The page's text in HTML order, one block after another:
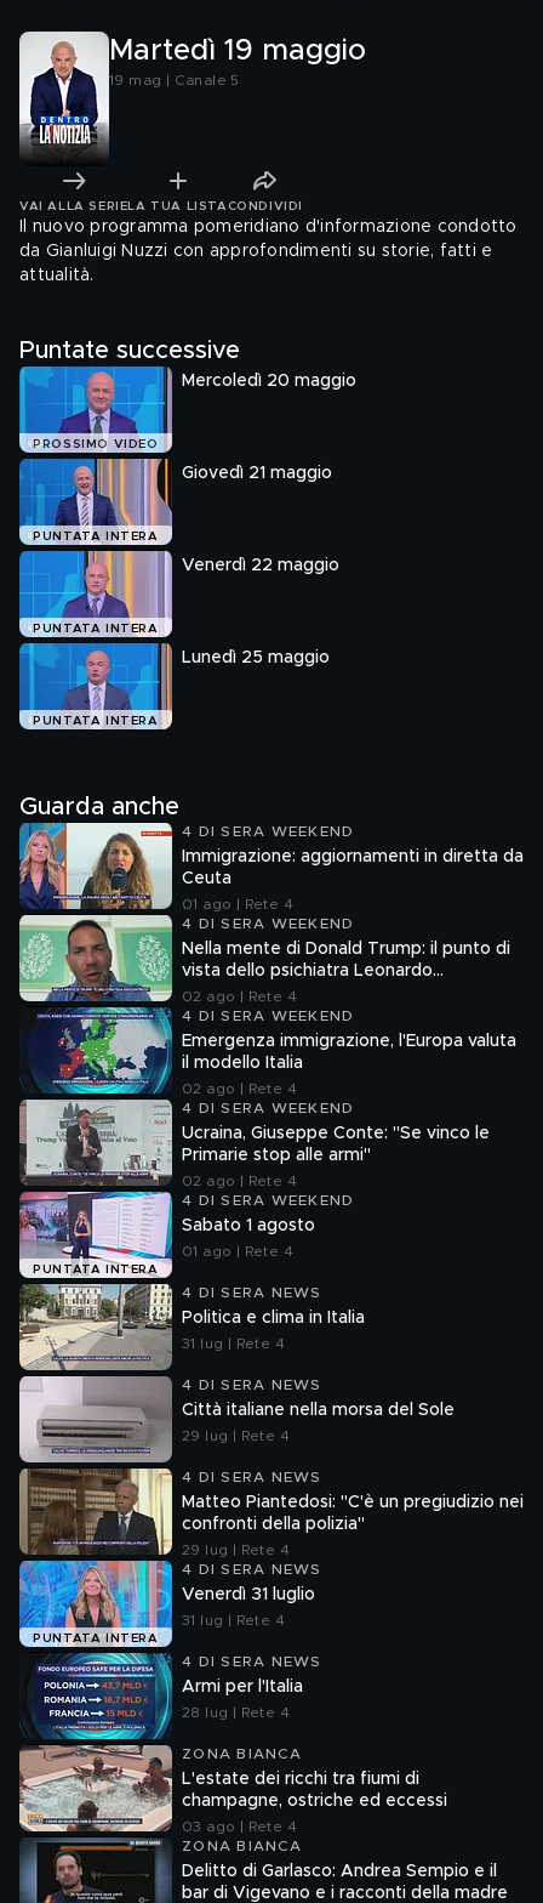
Martedì 19 maggio
19 mag | Canale 5
VAI ALLA SERIE LA TUA LISTA CONDIVIDI
Il nuovo programma pomeridiano d'informazione condotto
da Gianluigi Nuzzi con approfondimenti su storie, fatti e
attualità.
Puntate successive
PROSSIMO VIDEO
Mercoledì 20 maggio
PUNTATA INTERA
Giovedì 21 maggio
PUNTATA INTERA
Venerdì 22 maggio
PUNTATA INTERA
Lunedì 25 maggio
Guarda anche
4 DI SERA WEEKEND
Immigrazione: aggiornamenti in diretta da
Ceuta
01 ago | Rete 4
4 DI SERA WEEKEND
Nella mente di Donald Trump: il punto di
vista dello psichiatra Leonardo
Mendolicchio
02 ago | Rete 4
4 DI SERA WEEKEND
Emergenza immigrazione, l'Europa valuta
il modello Italia
02 ago | Rete 4
4 DI SERA WEEKEND
Ucraina, Giuseppe Conte: "Se vinco le
Primarie stop alle armi"
02 ago | Rete 4
PUNTATA INTERA
4 DI SERA WEEKEND
Sabato 1 agosto
01 ago | Rete 4
4 DI SERA NEWS
Politica e clima in Italia
31 lug | Rete 4
4 DI SERA NEWS
Città italiane nella morsa del Sole
29 lug | Rete 4
4 DI SERA NEWS
Matteo Piantedosi: "C'è un pregiudizio nei
confronti della polizia"
29 lug | Rete 4
PUNTATA INTERA
4 DI SERA NEWS
Venerdì 31 luglio
31 lug | Rete 4
4 DI SERA NEWS
Armi per l'Italia
28 lug | Rete 4
ZONA BIANCA
L'estate dei ricchi tra fiumi di
champagne, ostriche ed eccessi
03 ago | Rete 4
ZONA BIANCA
Delitto di Garlasco: Andrea Sempio e il
bar di Vigevano e i racconti della madre